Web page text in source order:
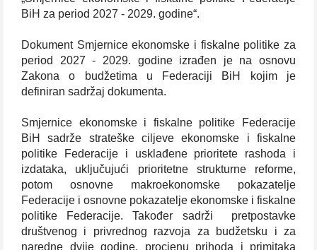
BiH za period 2027 - 2029. godine“.
Dokument Smjernice ekonomske i fiskalne politike za
period 2027 - 2029. godine izrađen je na osnovu
Zakona o budžetima u Federaciji BiH kojim je
definiran sadržaj dokumenta.
Smjernice ekonomske i fiskalne politike Federacije
BiH sadrže strateške ciljeve ekonomske i fiskalne
politike Federacije i usklađene prioritete rashoda i
izdataka, uključujući prioritetne strukturne reforme,
potom osnovne makroekonomske pokazatelje
Federacije i osnovne pokazatelje ekonomske i fiskalne
politike Federacije. Također sadrži
pretpostavke
društvenog i privrednog razvoja za budžetsku i za
naredne dvije godine, procjenu prihoda i primitaka